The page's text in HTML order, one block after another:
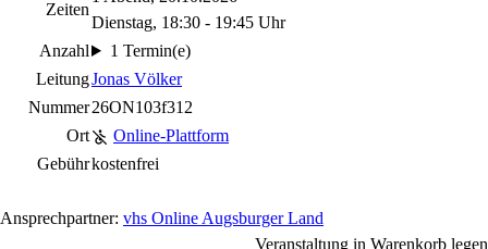
Zeiten
Dienstag, 18:30 - 19:45 Uhr
Anzahl
1 Termin(e)
LeitungJonas Völker
Nummer26ON103f312
Ort
Online-Plattform
Gebührkostenfrei
Ansprechpartner: vhs Online Augsburger Land
Veranstaltung in Warenkorb legen